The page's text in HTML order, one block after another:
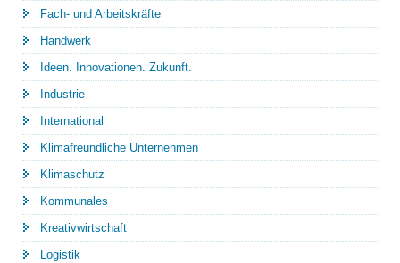
Fach- und Arbeitskräfte
Handwerk
Ideen. Innovationen. Zukunft.
Industrie
International
Klimafreundliche Unternehmen
Klimaschutz
Kommunales
Kreativwirtschaft
Logistik